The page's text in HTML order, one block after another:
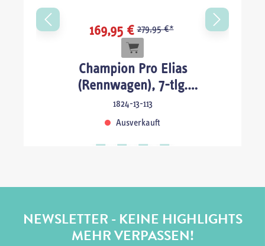
169,95 € 279,95 €*
Champion Pro Elias
(Rennwagen), 7-tlg.
Schulranzenset
1824-13-113
Ausverkauft
NEWSLETTER - KEINE HIGHLIGHTS
MEHR VERPASSEN!